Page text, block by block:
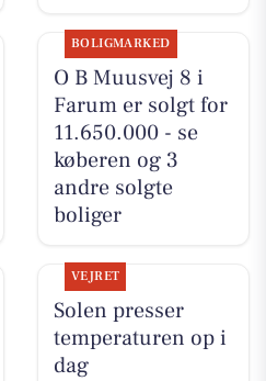
BOLIGMARKED
O B Muusvej 8 i
Farum er solgt for
11.650.000 - se
køberen og 3
andre solgte
boliger
VEJRET
Solen presser
temperaturen op i
dag